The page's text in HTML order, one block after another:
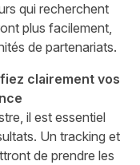
qui recherchent
plus facilement,
de partenariats.
clairement vos
il est essentiel
Un tracking et
de prendre les